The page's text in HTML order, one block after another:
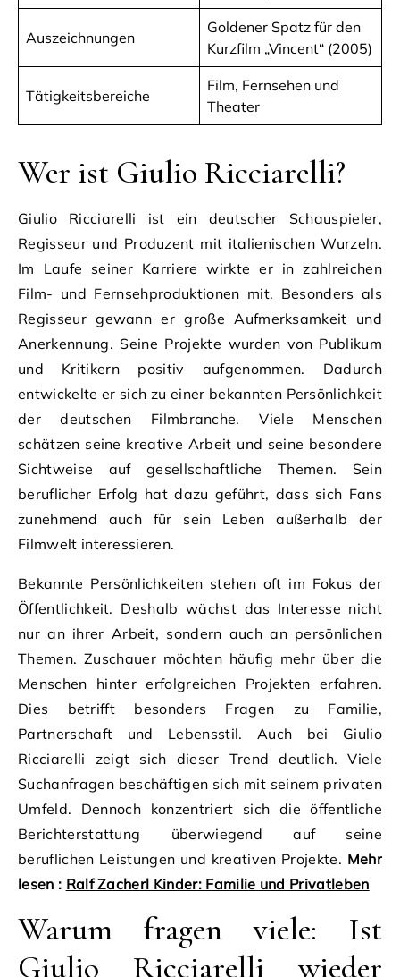
Auszeichnungen
Goldener Spatz für den
Kurzfilm „Vincent“ (2005)
Tätigkeitsbereiche
Film, Fernsehen und
Theater
Wer ist Giulio Ricciarelli?
Giulio Ricciarelli ist ein deutscher Schauspieler,
Regisseur und Produzent mit italienischen Wurzeln.
Im Laufe seiner Karriere wirkte er in zahlreichen
Film- und Fernsehproduktionen mit. Besonders als
Regisseur gewann er große Aufmerksamkeit und
Anerkennung. Seine Projekte wurden von Publikum
und Kritikern positiv aufgenommen. Dadurch
entwickelte er sich zu einer bekannten Persönlichkeit
der deutschen Filmbranche. Viele Menschen
schätzen seine kreative Arbeit und seine besondere
Sichtweise auf gesellschaftliche Themen. Sein
beruflicher Erfolg hat dazu geführt, dass sich Fans
zunehmend auch für sein Leben außerhalb der
Filmwelt interessieren.
Bekannte Persönlichkeiten stehen oft im Fokus der
Öffentlichkeit. Deshalb wächst das Interesse nicht
nur an ihrer Arbeit, sondern auch an persönlichen
Themen. Zuschauer möchten häufig mehr über die
Menschen hinter erfolgreichen Projekten erfahren.
Dies betrifft besonders Fragen zu Familie,
Partnerschaft und Lebensstil. Auch bei Giulio
Ricciarelli zeigt sich dieser Trend deutlich. Viele
Suchanfragen beschäftigen sich mit seinem privaten
Umfeld. Dennoch konzentriert sich die öffentliche
Berichterstattung überwiegend auf seine
beruflichen Leistungen und kreativen Projekte. Mehr
lesen : Ralf Zacherl Kinder: Familie und Privatleben
Warum fragen viele: Ist
Giulio Ricciarelli wieder